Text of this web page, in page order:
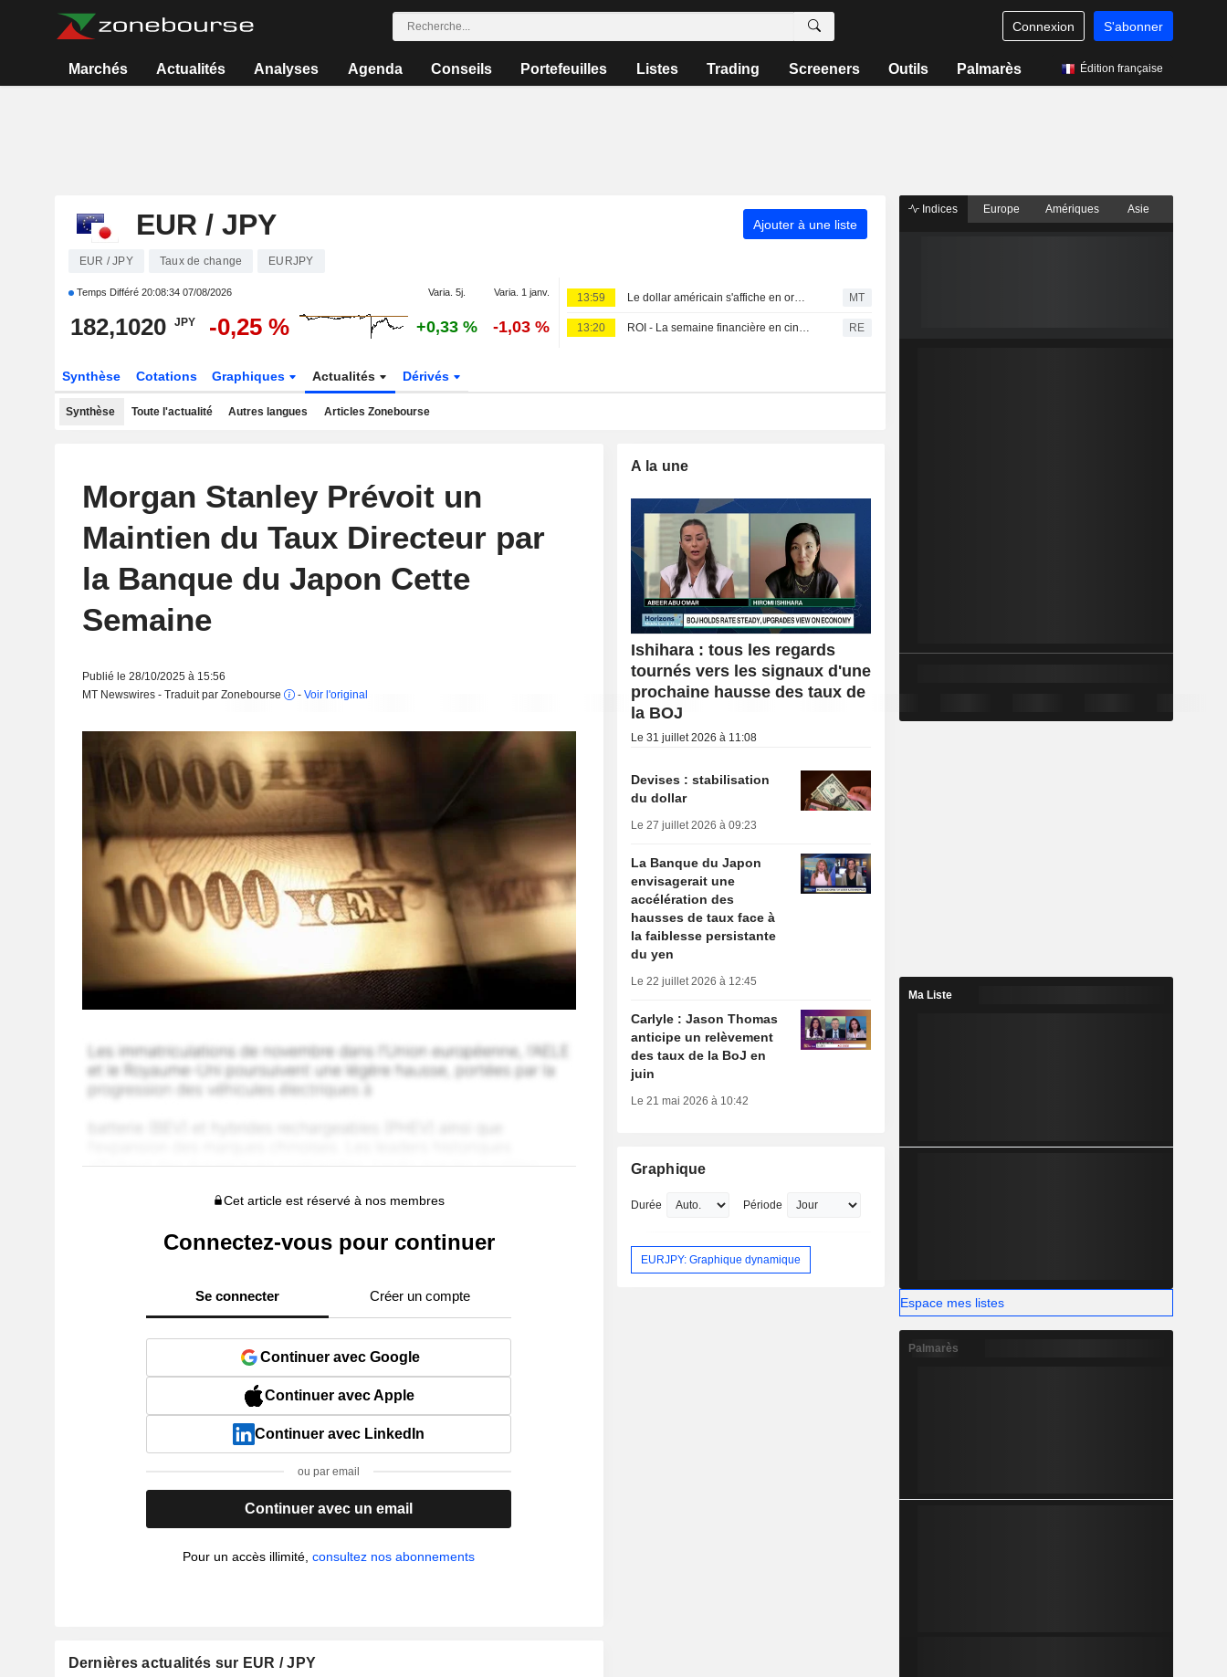
Connexion S'abonner
Marchés Actualités Analyses Agenda Conseils Portefeuilles Listes Trading Screeners Outils Palmarès Édition française
EUR / JPY Ajouter à une liste
EUR / JPY Taux de change EURJPY
Temps Différé 20:08:34 07/08/2026 Varia. 5j. Varia. 1 janv.
182,1020 JPY -0,25 % +0,33 % -1,03 %
13:59 Le dollar américain s'affiche en ordre dispersé avant les chiffres de l'emploi de juillet MT
13:20 ROI - La semaine financière en cinq graphiques : " Yentervention », manne du raffinage et folies dépensières de SpaceX RE
Synthèse Cotations Graphiques Actualités Dérivés
Synthèse Toute l'actualité Autres langues Articles Zonebourse
Morgan Stanley Prévoit un
Maintien du Taux Directeur par
la Banque du Japon Cette
Semaine
Publié le 28/10/2025 à 15:56
MT Newswires - Traduit par Zonebourse
- Voir l'original
Cet article est réservé à nos membres
Connectez-vous pour continuer
Se connecter Créer un compte
Continuer avec Google
Continuer avec Apple
Continuer avec LinkedIn
ou par email
Continuer avec un email
Pour un accès illimité,consultez nos abonnements
Dernières actualités sur EUR / JPY
A la une
Ishihara : tous les regards
tournés vers les signaux d'une
prochaine hausse des taux de
la BOJ
Le 31 juillet 2026 à 11:08
Devises : stabilisation
du dollar
Le 27 juillet 2026 à 09:23
La Banque du Japon
envisagerait une
accélération des
hausses de taux face à
la faiblesse persistante
du yen
Le 22 juillet 2026 à 12:45
Carlyle : Jason Thomas
anticipe un relèvement
des taux de la BoJ en
juin
Le 21 mai 2026 à 10:42
Graphique
Durée Période
EURJPY: Graphique dynamique
Indices Europe Amériques Asie
Ma Liste
Espace mes listes
Palmarès